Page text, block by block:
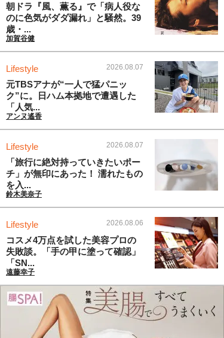
朝ドラ『風、薫る』で「病人役な
のに色気がダダ漏れ」と騒然。39
歳・...
加賀谷健
Lifestyle 2026.08.07
元TBSアナが“一人で猛パニッ
ク”に。日ハム本拠地で遭遇した
「人気...
アンヌ遙香
Lifestyle 2026.08.07
「旅行に絶対持っていきたいポー
チ」が無印にあった！ 濡れたもの
を入...
鈴木美奈子
Lifestyle 2026.08.06
コスメ4万点を試した美容プロの
失敗談。「手の甲に塗って確認」
「SN...
遠藤幸子